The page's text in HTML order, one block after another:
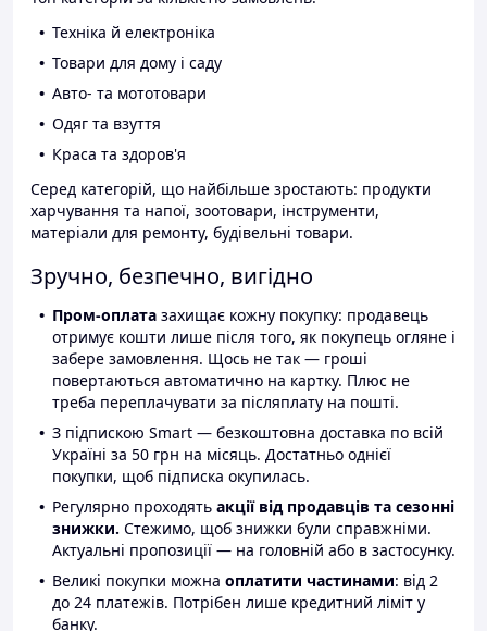
Техніка й електроніка
Товари для дому і саду
Авто- та мототовари
Одяг та взуття
Краса та здоров'я
Серед категорій, що найбільше зростають: продукти
харчування та напої, зоотовари, інструменти,
матеріали для ремонту, будівельні товари.
Зручно, безпечно, вигідно
Пром-оплата захищає кожну покупку: продавець
отримує кошти лише після того, як покупець огляне і
забере замовлення. Щось не так — гроші
повертаються автоматично на картку. Плюс не
треба переплачувати за післяплату на пошті.
З підпискою Smart — безкоштовна доставка по всій
Україні за 50 грн на місяць. Достатньо однієї
покупки, щоб підписка окупилась.
Регулярно проходять акції від продавців та сезонні
знижки. Стежимо, щоб знижки були справжніми.
Актуальні пропозиції — на головній або в застосунку.
Великі покупки можна оплатити частинами: від 2
до 24 платежів. Потрібен лише кредитний ліміт у
банку.